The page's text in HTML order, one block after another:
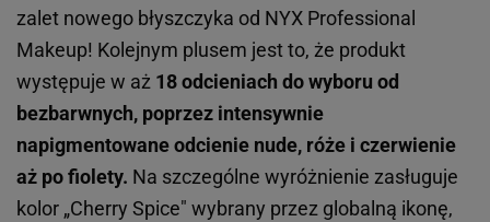
zalet nowego błyszczyka od NYX Professional
Makeup! Kolejnym plusem jest to, że produkt
występuje w aż 18 odcieniach do wyboru od
bezbarwnych, poprzez intensywnie
napigmentowane odcienie nude, róże i czerwienie
aż po fiolety. Na szczególne wyróżnienie zasługuje
kolor „Cherry Spice" wybrany przez globalną ikonę,